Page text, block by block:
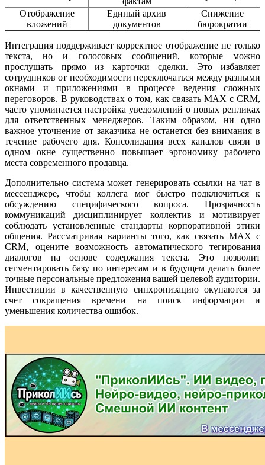
Отображение
вложений
Единый архив
документов
Снижение
бюрократии
Интеграция поддерживает корректное отображение не только
текста, но и голосовых сообщений, которые можно
прослушать прямо из карточки сделки. Это избавляет
сотрудников от необходимости переключаться между разными
окнами и приложениями в процессе ведения сложных
переговоров. В руководствах о том, как связать MAX с CRM,
часто упоминается настройка уведомлений о новых репликах
для ответственных менеджеров. Таким образом, ни одно
важное уточнение от заказчика не останется без внимания в
течение рабочего дня. Консолидация всех каналов связи в
одном окне существенно повышает эргономику рабочего
места современного продавца.
Дополнительно система может генерировать ссылки на чат в
мессенджере, чтобы коллега мог быстро подключиться к
обсуждению специфического вопроса. Прозрачность
коммуникаций дисциплинирует коллектив и мотивирует
соблюдать установленные стандарты корпоративной этики
общения. Рассматривая варианты того, как связать MAX с
CRM, оцените возможность автоматического тегирования
диалогов на основе содержания текста. Это позволит
сегментировать базу по интересам и в будущем делать более
точные персональные предложения вашей целевой аудитории.
Инвестиции в качественную синхронизацию окупаются за
счет сокращения времени на поиск информации и
уменьшения количества ошибок.